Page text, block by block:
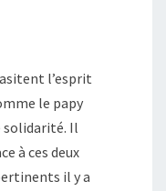
l’esprit
le papy
solidarité. Il
à ces deux
il y a